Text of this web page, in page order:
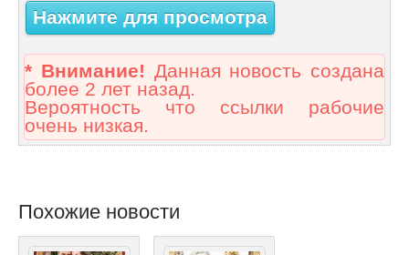
Нажмите для просмотра
* Внимание! Данная новость создана
более 2 лет назад.
Вероятность что ссылки рабочие
очень низкая.
Похожие новости